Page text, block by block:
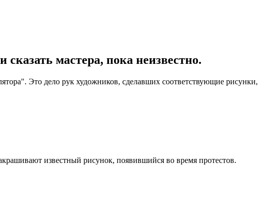
мастера, пока неизвестно.
Это дело рук художников, сделавших соответствующие рисунки,
известный рисунок, появившийся во время протестов.